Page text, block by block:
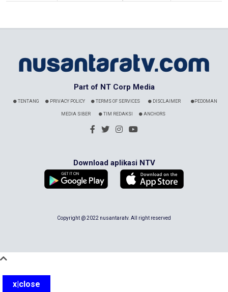
Part of NT Corp Media
TENTANG PRIVACY POLICY TERMS OF SERVICES DISCLAIMER PEDOMAN
MEDIA SIBER TIM REDAKSI ANCHORS
Download aplikasi NTV
Copyright @ 2022 nusantaratv. All right reserved
x|close